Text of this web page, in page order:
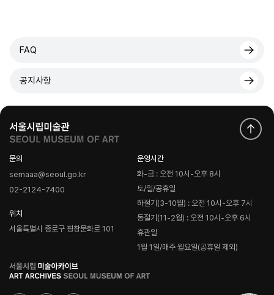
FAQ
공지사항
문의
semaaa@seoul.go.kr
02-2124-7400
위치
서울특별시 종로구 평창문화로 101
운영시간
화-금 : 오전 10시-오후 8시
토/일/공휴일
하절기(3-10월) : 오전 10시-오후 7시
동절기(11-2월) : 오전 10시-오후 6시
휴관일
1월 1일/매주 월요일(공휴일 제외)
로
고